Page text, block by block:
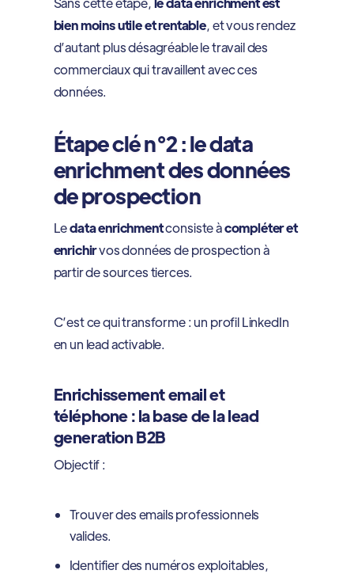
bien moins utile et rentable, et vous rendez
d’autant plus désagréable le travail des
commerciaux qui travaillent avec ces
données.
Étape clé n°2 : le data
enrichment des données
de prospection
Ledata enrichmentconsiste àcompléter et
enrichirvos données de prospection à
partir de sources tierces.
C’est ce qui transforme : un profil LinkedIn
en un lead activable.
Enrichissement email et
téléphone : la base de la lead
generation B2B
Objectif :
Trouver des emails professionnels
valides.
Identifier des numéros exploitables,